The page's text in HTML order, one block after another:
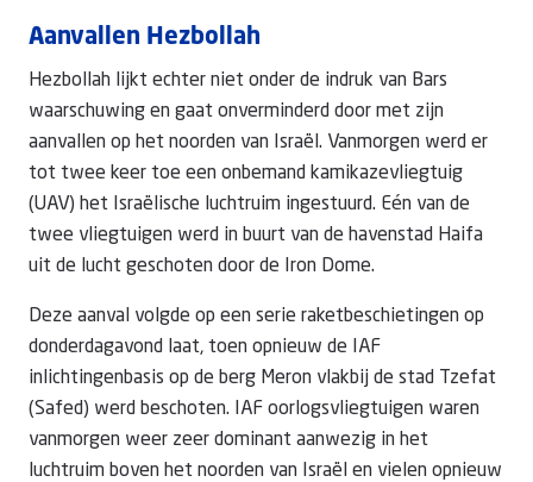
Aanvallen Hezbollah
Hezbollah lijkt echter niet onder de indruk van Bars
waarschuwing en gaat onverminderd door met zijn
aanvallen op het noorden van Israël. Vanmorgen werd er
tot twee keer toe een onbemand kamikazevliegtuig
(UAV) het Israëlische luchtruim ingestuurd. Eén van de
twee vliegtuigen werd in buurt van de havenstad Haifa
uit de lucht geschoten door de Iron Dome.
Deze aanval volgde op een serie raketbeschietingen op
donderdagavond laat, toen opnieuw de IAF
inlichtingenbasis op de berg Meron vlakbij de stad Tzefat
(Safed) werd beschoten. IAF oorlogsvliegtuigen waren
vanmorgen weer zeer dominant aanwezig in het
luchtruim boven het noorden van Israël en vielen opnieuw